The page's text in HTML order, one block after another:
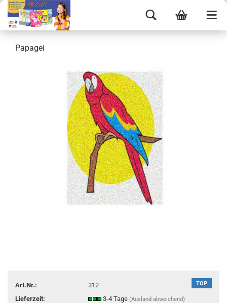
Papagei
TOP
Art.Nr.:
312
Lieferzeit:
3-4 Tage(Ausland abweichend)